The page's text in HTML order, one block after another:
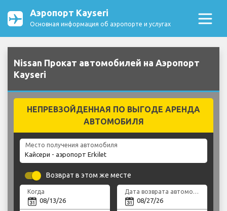
Аэропорт Kayseri
Основная информация об аэропорте и услугах
Nissan Прокат автомобилей на Аэропорт
Kayseri
НЕПРЕВЗОЙДЕННАЯ ПО ВЫГОДЕ АРЕНДА
АВТОМОБИЛЯ
Место получения автомобиля
Возврат в этом же месте
Когда Дата возврата автомобиля